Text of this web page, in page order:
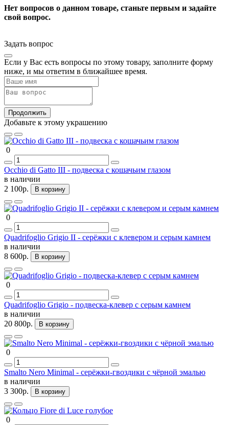
Нет вопросов о данном товаре, станьте первым и задайте
свой вопрос.
Задать вопрос
Если у Вас есть вопросы по этому товару, заполните форму
ниже, и мы ответим в ближайшее время.
Продолжить
Добавьте к этому украшению
0
Occhio di Gatto III - подвеска с кошачьим глазом
в наличии
2 100р.
В корзину
0
Quadrifoglio Grigio II - серёжки с клевером и серым камнем
в наличии
8 600р.
В корзину
0
Quadrifoglio Grigio - подвеска-клевер с серым камнем
в наличии
20 800р.
В корзину
0
Smalto Nero Minimal - серёжки-гвоздики с чёрной эмалью
в наличии
3 300р.
В корзину
0